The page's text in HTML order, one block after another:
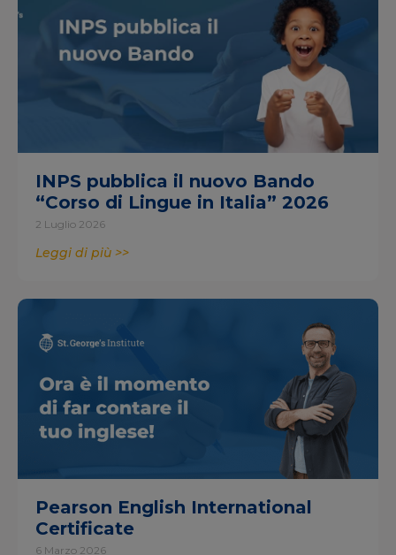
INPS pubblica il nuovo Bando
“Corso di Lingue in Italia” 2026
2 Luglio 2026
Leggi di più >>
Pearson English International
Certificate
6 Marzo 2026